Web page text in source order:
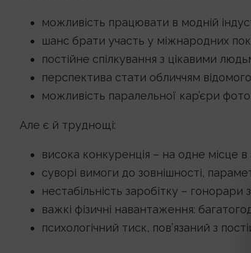
можливість працювати в модній
шанс брати участь у міжнародних
постійне спілкування з цікавими
перспектива стати обличчям
можливість паралельної кар’єри
Але є й труднощі:
висока конкуренція – на одне місце
суворі вимоги до зовнішності,
нестабільність заробітку – гонорари
важкі фізичні навантаження:
психологічний тиск, пов’язаний з